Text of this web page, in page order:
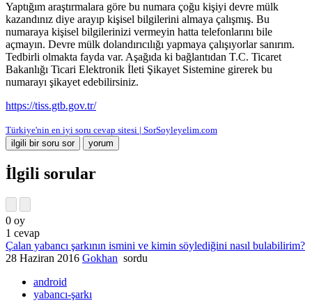
Yaptığım araştırmalara göre bu numara çoğu kişiyi devre mülk
kazandınız diye arayıp kişisel bilgilerini almaya çalışmış. Bu
numaraya kişisel bilgilerinizi vermeyin hatta telefonlarını bile
açmayın. Devre mülk dolandırıcılığı yapmaya çalışıyorlar sanırım.
Tedbirli olmakta fayda var. Aşağıda ki bağlantıdan T.C. Ticaret
Bakanlığı Ticari Elektronik İleti Şikayet Sistemine girerek bu
numarayı şikayet edebilirsiniz.
https://tiss.gtb.gov.tr/
Türkiye'nin en iyi soru cevap sitesi | SorSoyleyelim.com
İlgili sorular
0 oy
1 cevap
Çalan yabancı şarkının ismini ve kimin söylediğini nasıl bulabilirim?
28 Haziran 2016 Gokhan sordu
android
yabancı-şarkı